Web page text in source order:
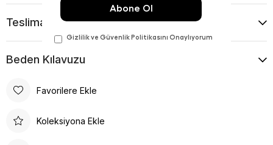
Teslimat Ve İade Koşulları
Beden Kılavuzu
Favorilere Ekle
Koleksiyona Ekle